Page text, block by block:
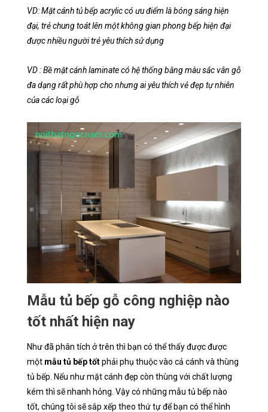
VD: Mặt cánh tủ bếp acrylic có ưu điểm là bóng sáng hiện
đại, trẻ chung toát lên một không gian phong bếp hiện đại
được nhiều người trẻ yêu thích sử dụng
VD : Bề mặt cánh laminate có hệ thống bằng màu sắc vân gỗ
đa dạng rất phù hợp cho nhưng ai yêu thích vẻ đẹp tự nhiên
của các loại gỗ
Mẫu tủ bếp gỗ công nghiệp nào
tốt nhất hiện nay
Như đã phân tích ở trên thì bạn có thể thấy được được
một mẫu tủ bếp tốtphải phụ thuộc vào cả cánh và thùng
tủ bếp. Nếu như mặt cánh đẹp còn thùng với chất lượng
kém thì sẽ nhanh hỏng. Vậy có những mẫu tủ bếp nào
tốt, chúng tôi sẽ sắp xếp theo thứ tự để bạn có thể hình